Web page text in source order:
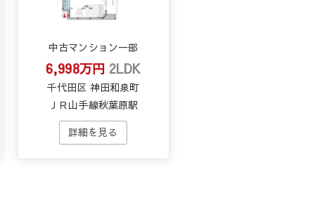
中古マンション一部
6,998万円 2LDK
千代田区 神田和泉町
ＪＲ山手線秋葉原駅